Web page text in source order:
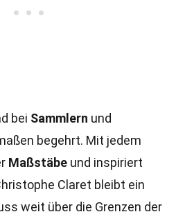
bei Sammlern und
begehrt. Mit jedem
Maßstäbe und inspiriert
Claret bleibt ein
weit über die Grenzen der